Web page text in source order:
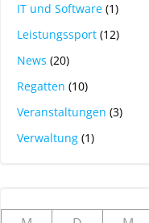
IT und Software (1)
Leistungssport (12)
News (20)
Regatten (10)
Veranstaltungen (3)
Verwaltung (1)